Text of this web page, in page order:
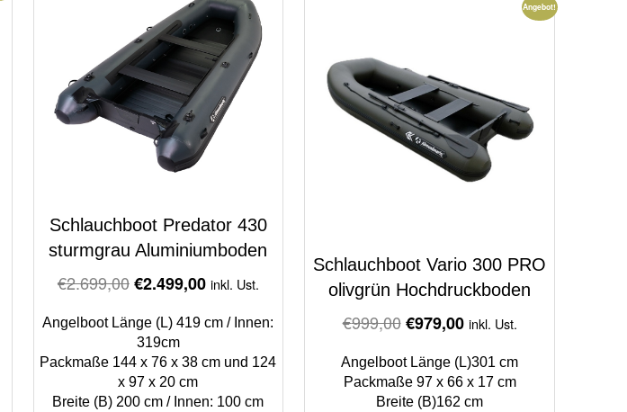
Schlauchboot Predator 430
sturmgrau Aluminiumboden
€2.699,00Original
was:
€2.699,00.
€2.499,00Current
is:
inkl. Ust.
Angelboot Länge (L) 419 cm / Innen:
319cm
Packmaße 144 x 76 x 38 cm und 124
x 97 x 20 cm
Breite (B) 200 cm / Innen: 100 cm
Angebot!
Schlauchboot Vario 300 PRO
olivgrün Hochdruckboden
€999,00 Original
was:
€999,00.
€979,00Current
is:
€979,00.
inkl. Ust.
Angelboot Länge (L)301 cm
Packmaße 97 x 66 x 17 cm
Breite (B)162 cm